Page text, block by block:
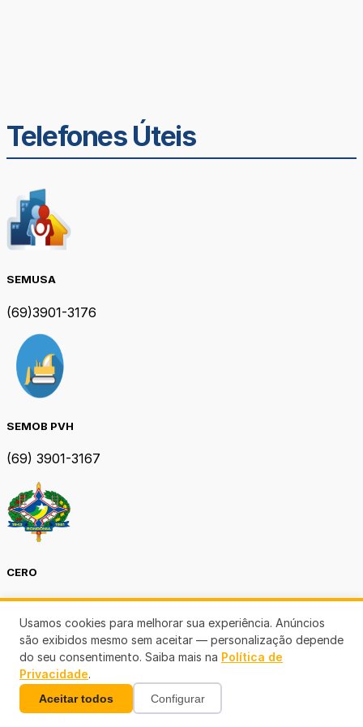
Telefones Úteis
SEMUSA
(69)3901-3176
SEMOB PVH
(69) 3901-3167
CERO
(69) 3214-4647
Usamos cookies para melhorar sua experiência. Anúncios
são exibidos mesmo sem aceitar — personalização depende
do seu consentimento. Saiba mais na Política de
Privacidade.
Aceitar todos Configurar